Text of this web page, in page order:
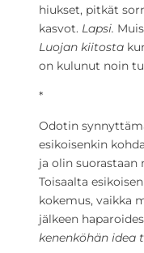
hiukset, pitkät
kasvot. Lapsi.
Luojan kiitosta
on kulunut noin
*
Odotin
esikoisenkin
ja olin
Toisaalta
kokemus, vaikka
jälkeen
kenenköhän idea